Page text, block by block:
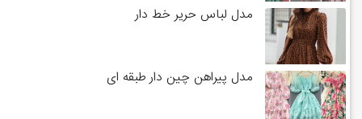
مدل لباس حریر خط دار
مدل پیراهن چین دار طبقه ای